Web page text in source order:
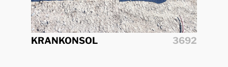
KRANKONSOL 3692